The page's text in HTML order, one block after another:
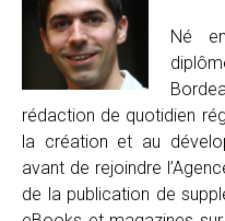
Né
rédaction de quotidien
la création et au
avant de rejoindre
de la publication de